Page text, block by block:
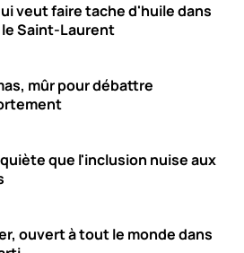
veut faire tache d'huile dans
Saint-Laurent
mûr pour débattre
que l'inclusion nuise aux
ouvert à tout le monde dans